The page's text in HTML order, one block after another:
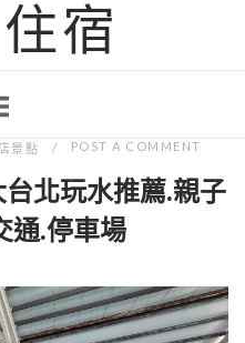
宿
景點 POST A COMMENT
台北玩水推薦.親子
通.停車場